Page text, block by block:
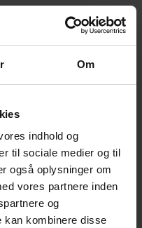
Om
indhold og
til sociale medier og til
også oplysninger om
vores partnere inden
og
kan kombinere disse